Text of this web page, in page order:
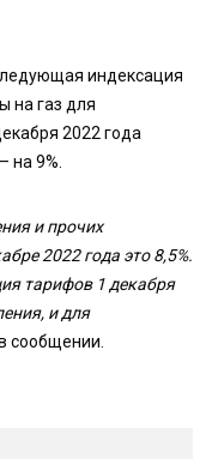
индексация
на газ для
2022 года
на 9%.
и прочих
2022 года это 8,5%.
тарифов 1 декабря
и для
сообщении.